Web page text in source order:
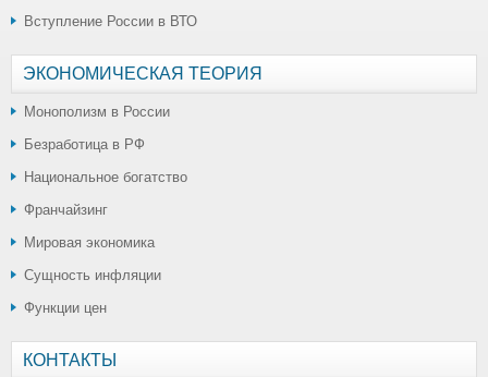
Вступление России в ВТО
ЭКОНОМИЧЕСКАЯ ТЕОРИЯ
Монополизм в России
Безработица в РФ
Национальное богатство
Франчайзинг
Мировая экономика
Сущность инфляции
Функции цен
КОНТАКТЫ